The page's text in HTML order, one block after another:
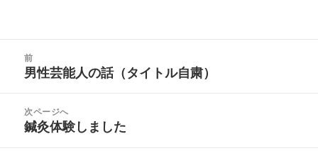
前
前
投
稿:
男性芸能人の話（タイトル自粛）
次ページへ
次
鍼灸体験しました